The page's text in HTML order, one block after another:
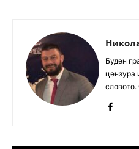
Буден
цензура